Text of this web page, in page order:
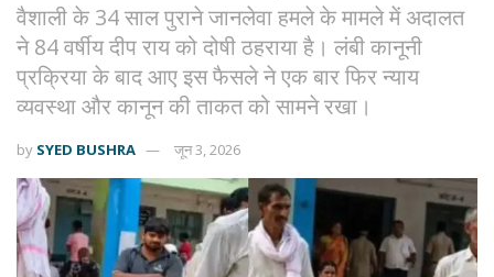
वैशाली के 34 साल पुराने जानलेवा हमले के मामले में अदालत
ने 84 वर्षीय दीप राय को दोषी ठहराया है। लंबी कानूनी
प्रक्रिया के बाद आए इस फैसले ने एक बार फिर न्याय
व्यवस्था और कानून की ताकत को सामने रखा।
by SYED BUSHRA जून 3, 2026